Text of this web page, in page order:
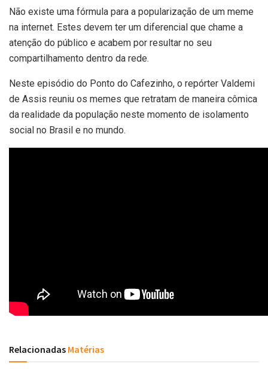
Não existe uma fórmula para a popularização de um meme
na internet. Estes devem ter um diferencial que chame a
atenção do público e acabem por resultar no seu
compartilhamento dentro da rede.
Neste episódio do Ponto do Cafezinho, o repórter Valdemi
de Assis reuniu os memes que retratam de maneira cômica
da realidade da população neste momento de isolamento
social no Brasil e no mundo.
Relacionadas Matérias